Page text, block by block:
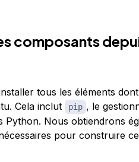
composants
tous les éléments
Cela inclut
pip , le
Nous obtiendrons
pour construire